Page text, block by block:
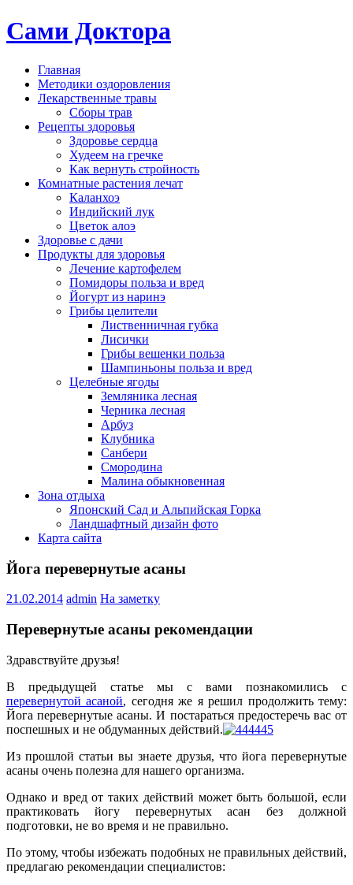
Сами Доктора
Главная
Методики оздоровления
Лекарственные травы
Сборы трав
Рецепты здоровья
Здоровье сердца
Худеем на гречке
Как вернуть стройность
Комнатные растения лечат
Каланхоэ
Индийский лук
Цветок алоэ
Здоровье с дачи
Продукты для здоровья
Лечение картофелем
Помидоры польза и вред
Йогурт из наринэ
Грибы целители
Лиственничная губка
Лисички
Грибы вешенки польза
Шампиньоны польза и вред
Целебные ягоды
Земляника лесная
Черника лесная
Арбуз
Клубника
Санбери
Смородина
Малина обыкновенная
Зона отдыха
Японский Сад и Альпийская Горка
Ландшафтный дизайн фото
Карта сайта
Йога перевернутые асаны
21.02.2014 admin На заметку
Перевернутые асаны рекомендации
Здравствуйте друзья!
В предыдущей статье мы с вами познакомились с
перевернутой асаной, сегодня же я решил продолжить тему:
Йога перевернутые асаны. И постараться предостеречь вас от
поспешных и не обдуманных действий.
Из прошлой статьи вы знаете друзья, что йога перевернутые
асаны очень полезна для нашего организма.
Однако и вред от таких действий может быть большой, если
практиковать йогу перевернутых асан без должной
подготовки, не во время и не правильно.
По этому, чтобы избежать подобных не правильных действий,
предлагаю рекомендации специалистов: